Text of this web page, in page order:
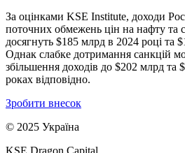
За оцінками KSE Institute, доходи
поточних обмежень цін на нафту та
досягнуть $185 млрд в 2024 році та
Однак слабке дотримання санкцій
збільшення доходів до $202 млрд та
роках відповідно.
Зробити внесок
© 2025 Україна